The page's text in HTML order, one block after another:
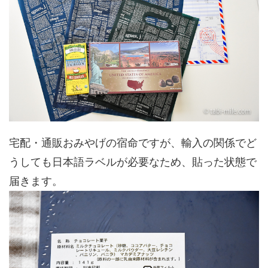
宅配・通販おみやげの宿命ですが、輸入の関係でど
うしても日本語ラベルが必要なため、貼った状態で
届きます。